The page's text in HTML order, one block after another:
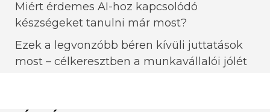
Miért érdemes AI-hoz kapcsolódó
készségeket tanulni már most?
Ezek a legvonzóbb béren kívüli juttatások
most – célkeresztben a munkavállalói jólét